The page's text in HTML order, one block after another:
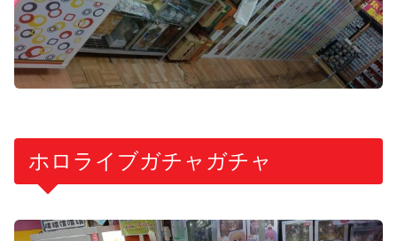
ホロライブガチャガチャ